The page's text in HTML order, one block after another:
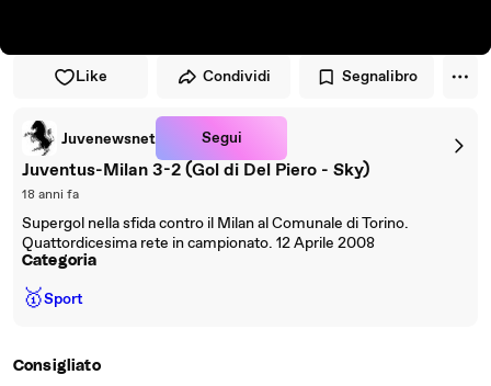
Like Condividi Segnalibro
Juvenewsnet Segui
Juventus-Milan 3-2 (Gol di Del Piero - Sky)
18 anni fa
Supergol nella sfida contro il Milan al Comunale di Torino.
Quattordicesima rete in campionato. 12 Aprile 2008
Categoria
🥇Sport
Consigliato